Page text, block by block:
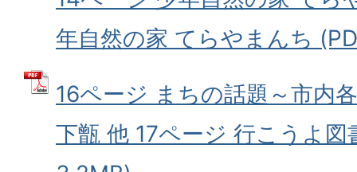
年自然の家 てらやまんち
16ページ まちの話題～市内
下甑 他 17ページ 行こうよ